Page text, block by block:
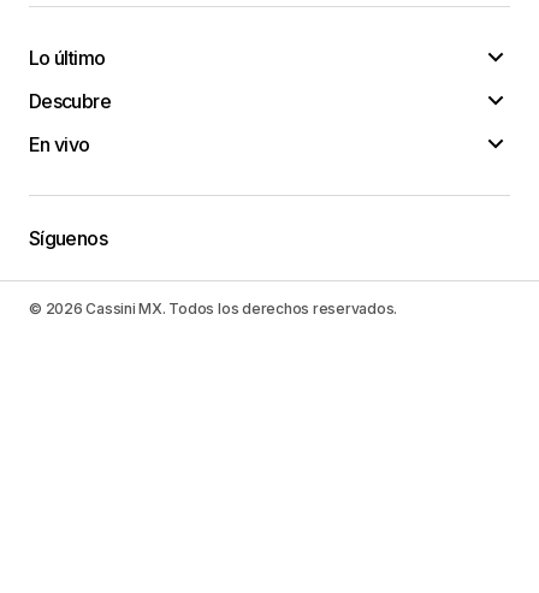
Lo último
Descubre
En vivo
Síguenos
© 2026 Cassini MX. Todos los derechos reservados.